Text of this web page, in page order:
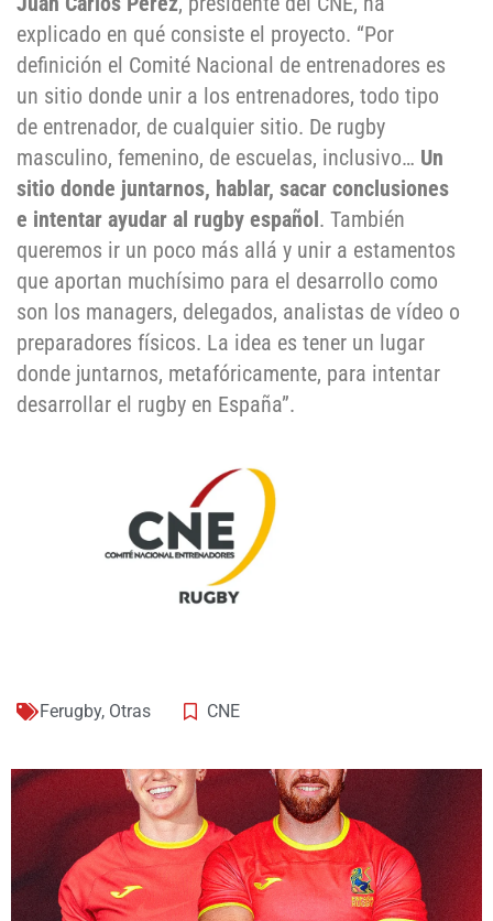
explicado en qué consiste el proyecto. “Por
definición el Comité Nacional de entrenadores es
un sitio donde unir a los entrenadores, todo tipo
de entrenador, de cualquier sitio. De rugby
masculino, femenino, de escuelas, inclusivo… Un
sitio donde juntarnos, hablar, sacar conclusiones
e intentar ayudar al rugby español. También
queremos ir un poco más allá y unir a estamentos
que aportan muchísimo para el desarrollo como
son los managers, delegados, analistas de vídeo o
preparadores físicos. La idea es tener un lugar
donde juntarnos, metafóricamente, para intentar
desarrollar el rugby en España”.
Ferugby, Otras CNE